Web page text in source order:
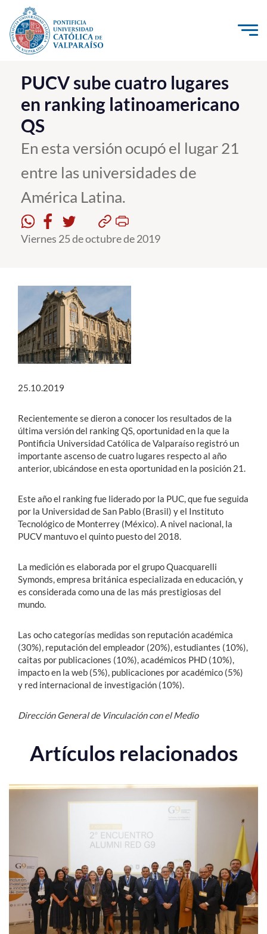
Click acá para ir directamente al contenido
La Universidad
Investigación, Creación e Innovación
PUCV Internacional
Vinculación con el Medio
Admisión
Pregrado
Postgrado
Estudiantes
Académicos
Funcionarios
Alumni
English
PUCV sube cuatro lugares
en ranking latinoamericano
QS
En esta versión ocupó el lugar 21
entre las universidades de
América Latina.
Viernes 25 de octubre de 2019
25.10.2019
Recientemente se dieron a conocer los resultados de la
última versión del ranking QS, oportunidad en la que la
Pontificia Universidad Católica de Valparaíso registró un
importante ascenso de cuatro lugares respecto al año
anterior, ubicándose en esta oportunidad en la posición 21.
Este año el ranking fue liderado por la PUC, que fue seguida
por la Universidad de San Pablo (Brasil) y el Instituto
Tecnológico de Monterrey (México). A nivel nacional, la
PUCV mantuvo el quinto puesto del 2018.
La medición es elaborada por el grupo Quacquarelli
Symonds, empresa británica especializada en educación, y
es considerada como una de las más prestigiosas del
mundo.
Las ocho categorías medidas son reputación académica
(30%), reputación del empleador (20%), estudiantes (10%),
caitas por publicaciones (10%), académicos PHD (10%),
impacto en la web (5%), publicaciones por académico (5%)
y red internacional de investigación (10%).
Dirección General de Vinculación con el Medio
Artículos relacionados